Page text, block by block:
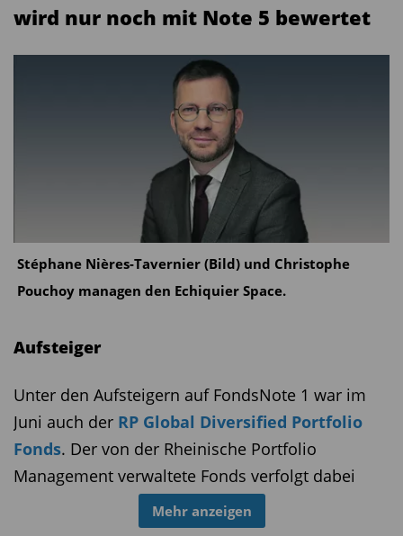
wird nur noch mit Note 5 bewertet
Stéphane Nières-Tavernier (Bild) und Christophe
Pouchoy managen den Echiquier Space.
Aufsteiger
Unter den Aufsteigern auf FondsNote 1 war im
Juni auch der RP Global Diversified Portfolio
Fonds. Der von der Rheinische Portfolio
Management verwaltete Fonds verfolgt dabei
einen etwas anderen Ansatz als klassische Multi-
Asset-Fonds. Statt die Gewichtung der einzelnen
Mehr anzeigen